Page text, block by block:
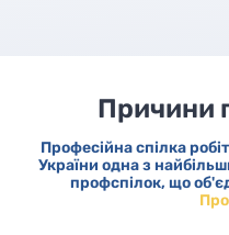
Причини
Професійна спілка
України одна з
профспілок, що